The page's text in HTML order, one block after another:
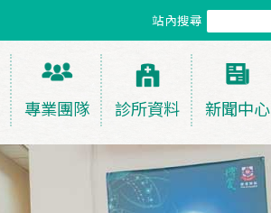
站內搜尋
專業團隊 診所資料 新聞中心